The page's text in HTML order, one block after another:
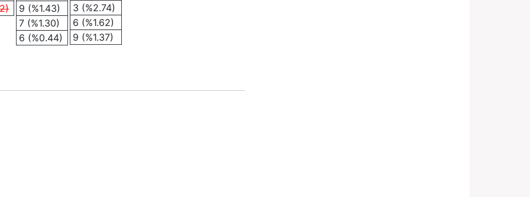
9 (%1.43)
7 (%1.30)
6 (%0.44)
3 (%2.74)
6 (%1.62)
9 (%1.37)